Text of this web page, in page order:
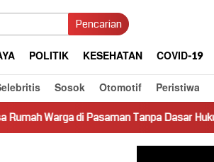
Pencarian
POLITIK KESEHATAN COVID-19
Sosok Otomotif Peristiwa
Tanpa Dasar Hukum Picu Keresahan